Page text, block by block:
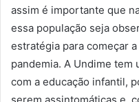
assim é importante que
essa população seja
estratégia para começar
pandemia. A Undime tem
com a educação infantil,